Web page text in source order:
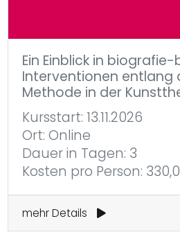
Ein Einblick in
Interventionen entlang
Methode in der
Kursstart: 13.11.2026
Ort: Online
Dauer in Tagen: 3
Kosten pro Person:
mehr Details